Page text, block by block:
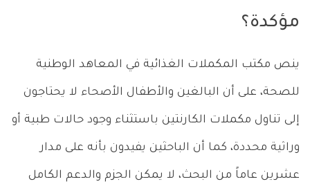
مؤكدة؟
ينص مكتب المكملات الغذائية في المعاهد الوطنية
للصحة، على أن البالغين والأطفال الأصحاء لا يحتاجون
إلى تناول مكملات الكارنتين باستثناء وجود حالات طبية أو
وراثية محددة، كما أن الباحثين يفيدون بأنه على مدار
عشرين عاماً من البحث، لا يمكن الجزم والدعم الكامل